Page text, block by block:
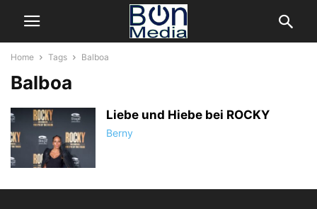
Home Tags Balboa
Balboa
Liebe und Hiebe bei ROCKY
Berny